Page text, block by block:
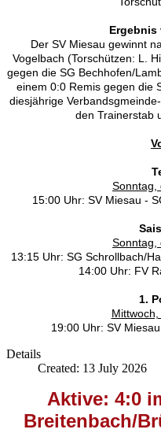
Ergebnis
Der SV Miesau gewinnt
Vogelbach (Torschützen: L.
gegen die SG Bechhofen/
einem 0:0 Remis gegen die
diesjährige
den Trainerstab
Sonntag,
15:00 Uhr: SV Miesau -
Sonntag,
13:15 Uhr: SG Schrollbach/
14:00 Uhr: FV
1.
19:00 Uhr: SV
Details
Created: 13 July 2026
Aktive: 4:0
Breitenbach/